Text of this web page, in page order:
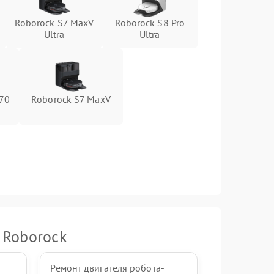
Roborock S7 MaxV
Ultra
Roborock S8 Pro
Ultra
Roborock S7 MaxV
Ремонт двигателя робота-